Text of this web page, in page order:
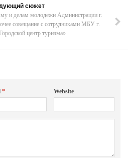
сюжет
и делам молодежи Администрации г.
совещание с сотрудниками МБУ г.
центр туризма»
* Website